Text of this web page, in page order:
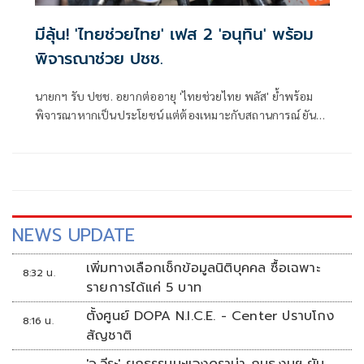
มีลุ้น! 'ไทยช่วยไทย' เฟส 2 'อนุทิน' พร้อม
พิจารณาช่วย ปชช.
นายกฯ รับ ปชช. อยากต่ออายุ 'ไทยช่วยไทย พลัส' ย้ำพร้อม
พิจารณาหากเป็นประโยชน์ แต่ต้องเหมาะกับสถานการณ์ ยัน
NEWS UPDATE
8:32 น.
เพิ่มทางเลือกเช็กข้อมูลนิติบุคคล ซื้อเฉพาะ
รายการได้แค่ 5 บาท
8:16 น.
ตั้งศูนย์ DOPA N.I.C.E. - Center ปราบโกง
สัญชาติ